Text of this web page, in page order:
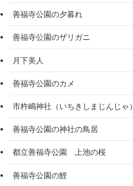
善福寺公園の夕暮れ
善福寺公園のザリガニ
月下美人
善福寺公園のカメ
市杵嶋神社（いちきしまじんじゃ）
善福寺公園の神社の鳥居
都立善福寺公園 上池の桜
善福寺公園の鯉